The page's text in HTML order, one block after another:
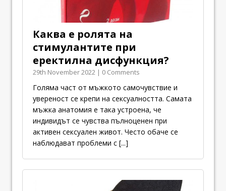
Каква е ролята на
стимулантите при
еректилна дисфункция?
29th November 2022 | 0 Comments
Голяма част от мъжкото самочувствие и
увереност се крепи на сексуалността. Самата
мъжка анатомия е така устроена, че
индивидът се чувства пълноценен при
активен сексуален живот. Често обаче се
наблюдават проблеми с [...]